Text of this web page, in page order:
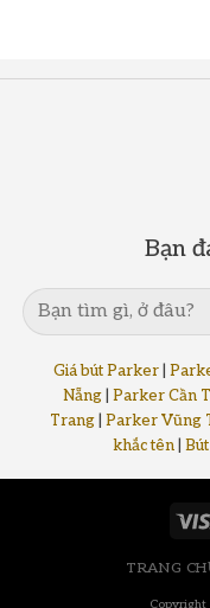
Bạn
Giá bút Parker|
Nẵng |Parker Cần
Trang| Parker Vũng
khắc tên|
TRANG